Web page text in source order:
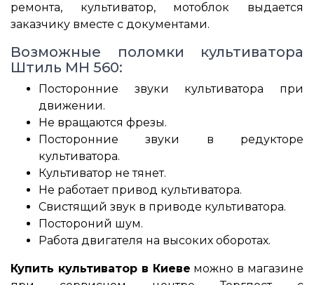
ремонта, культиватор, мотоблок выдается
заказчику вместе с документами.
Возможные поломки культиватора
Штиль MH 560:
Посторонние звуки культиватора при
движении.
Не вращаются фрезы.
Посторонние звуки в редукторе
культиватора.
Культиватор не тянет.
Не работает привод культиватора.
Свистящий звук в приводе культиватора.
Постороний шум.
Работа двигателя на высоких оборотах.
Купить культиватор в Киеве можно в магазине